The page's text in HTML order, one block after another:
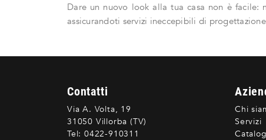
Dare un nuovo look alla tua casa non è
assicurandoti servizi ineccepibili di
Contatti
Via A. Volta, 19
31050 Villorba (TV)
Tel: 0422-910311
Chi
Servizi